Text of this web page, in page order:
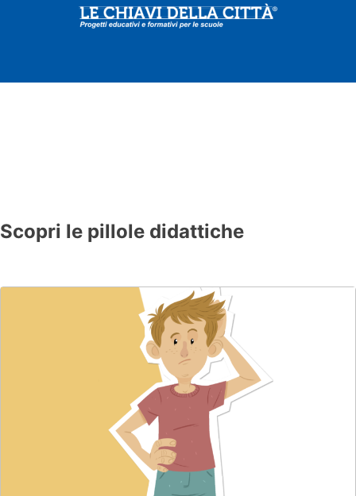
Scopri le pillole didattiche